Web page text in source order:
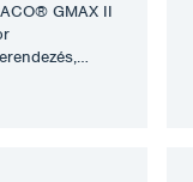
GMAX II
oldószeres